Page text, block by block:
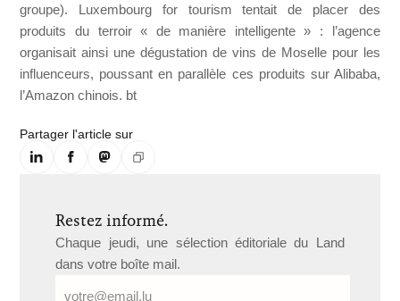
groupe). Luxembourg for tourism tentait de placer des
produits du terroir « de manière intelligente » : l’agence
organisait ainsi une dégustation de vins de Moselle pour les
influenceurs, poussant en parallèle ces produits sur Alibaba,
l’Amazon chinois. bt
Partager l'article sur
Restez informé.
Chaque jeudi, une sélection éditoriale du Land
dans votre boîte mail.
mail